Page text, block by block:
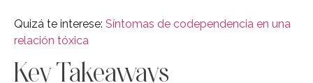
Quizá te interese: Síntomas de codependencia en una
relación tóxica
Key Takeaways